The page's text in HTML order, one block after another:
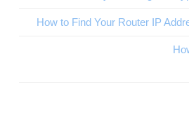
How to Find Your Router IP